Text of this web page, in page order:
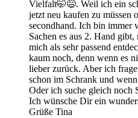
Vielfalt🤭😅. Weil ich ein
jetzt neu kaufen zu müssen
secondhand. Ich bin immer
Sachen es aus 2. Hand
mich als sehr passend
kaum noch, denn wenn es
lieber zurück. Aber ich
schon im Schrank und
Oder ich suche gleich noch
Ich wünsche Dir ein
Grüße Tina